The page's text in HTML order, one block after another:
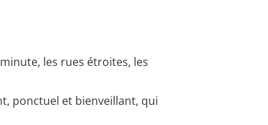
les rues étroites, les
ponctuel et bienveillant, qui